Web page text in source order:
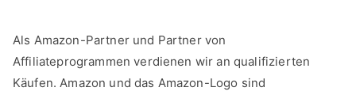
Als Amazon-Partner und Partner von
Affiliateprogrammen verdienen wir an qualifizierten
Käufen. Amazon und das Amazon-Logo sind